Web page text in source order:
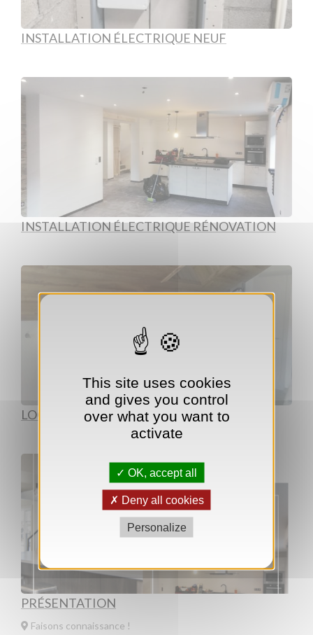
INSTALLATION ÉLECTRIQUE NEUF
INSTALLATION ÉLECTRIQUE RÉNOVATION
LOCAUX COMMERCIAUX
PRÉSENTATION
Faisons connaissance !
This site uses cookies
and gives you control
over what you want to
activate
OK, accept all
Deny all cookies
Personalize